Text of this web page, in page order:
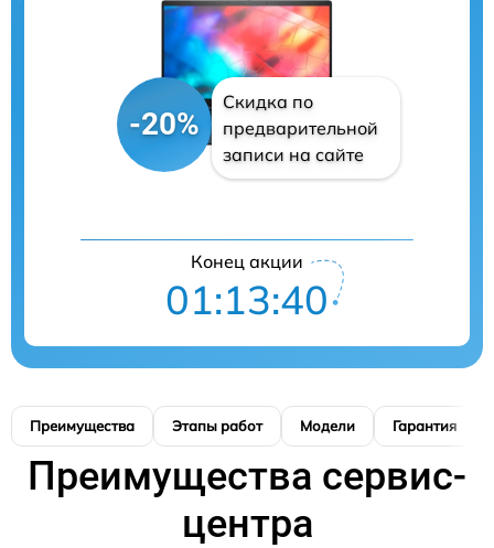
-20%
Скидка по
предварительной
записи на сайте
Конец акции
01:13:39
Преимущества Этапы работ Модели Гарантия
Преимущества сервис-
центра